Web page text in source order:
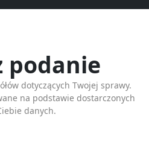
podanie
dotyczących Twojej sprawy.
na podstawie dostarczonych
danych.